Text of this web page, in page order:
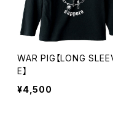
WAR PIG【LONG
E】
¥4,500